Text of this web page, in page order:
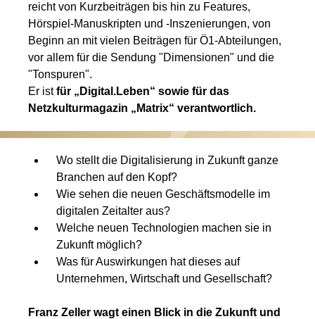
reicht von Kurzbeiträgen bis hin zu Features,
Hörspiel-Manuskripten und -Inszenierungen, von
Beginn an mit vielen Beiträgen für Ö1-Abteilungen,
vor allem für die Sendung "Dimensionen" und die
"Tonspuren".
Er istfür „Digital.Leben“ sowie für das
Netzkulturmagazin „Matrix“ verantwortlich.
Wo stellt die Digitalisierung in Zukunft ganze
Branchen auf den Kopf?
Wie sehen die neuen Geschäftsmodelle im
digitalen Zeitalter aus?
Welche neuen Technologien machen sie in
Zukunft möglich?
Was für Auswirkungen hat dieses auf
Unternehmen, Wirtschaft und Gesellschaft?
Franz Zeller wagt einen Blick in die Zukunft und